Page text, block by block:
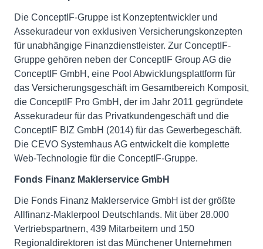
Die ConceptIF-Gruppe ist Konzeptentwickler und
Assekuradeur von exklusiven Versicherungskonzepten
für unabhängige Finanzdienstleister. Zur ConceptIF-
Gruppe gehören neben der ConceptIF Group AG die
ConceptIF GmbH, eine Pool Abwicklungsplattform für
das Versicherungsgeschäft im Gesamtbereich Komposit,
die ConceptIF Pro GmbH, der im Jahr 2011 gegründete
Assekuradeur für das Privatkundengeschäft und die
ConceptIF BIZ GmbH (2014) für das Gewerbegeschäft.
Die CEVO Systemhaus AG entwickelt die komplette
Web-Technologie für die ConceptIF-Gruppe.
Fonds Finanz Maklerservice GmbH
Die Fonds Finanz Maklerservice GmbH ist der größte
Allfinanz-Maklerpool Deutschlands. Mit über 28.000
Vertriebspartnern, 439 Mitarbeitern und 150
Regionaldirektoren ist das Münchener Unternehmen